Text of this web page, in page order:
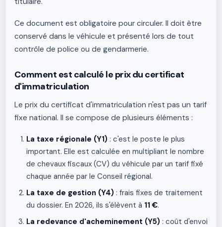
Ce document est obligatoire pour circuler. Il doit être
conservé dans le véhicule et présenté lors de tout
contrôle de police ou de gendarmerie.
Comment est calculé le prix du certificat
d'immatriculation
Le prix du certificat d'immatriculation n'est pas un tarif
fixe national. Il se compose de plusieurs éléments :
La taxe régionale (Y1) : c'est le poste le plus
important. Elle est calculée en multipliant le nombre
de chevaux fiscaux (CV) du véhicule par un tarif fixé
chaque année par le Conseil régional.
La taxe de gestion (Y4) : frais fixes de traitement
du dossier. En 2026, ils s'élèvent à 11 €.
La redevance d'acheminement (Y5) : coût d'envoi